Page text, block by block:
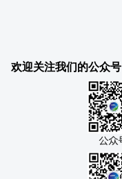
欢迎关注我们的公众号